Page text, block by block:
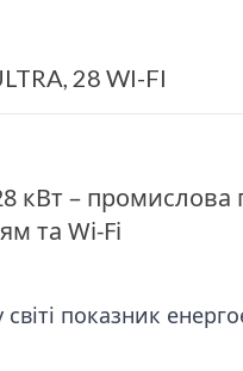
28 WI-FI
кВт – промислова
та Wi-Fi
показник